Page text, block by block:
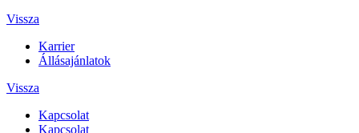
Vissza
Karrier
Állásajánlatok
Vissza
Kapcsolat
Kapcsolat